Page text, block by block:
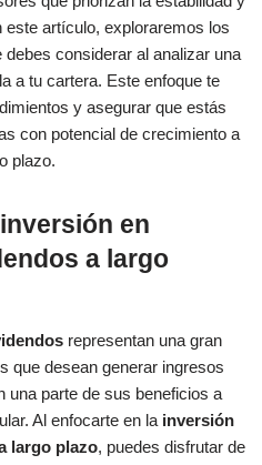
artículo, exploraremos los
considerar al analizar una
a tu cartera. Este enfoque te
y asegurar que estás
con potencial de crecimiento a
plazo.
en
a largo
representan una gran
que desean generar ingresos
una parte de sus beneficios a
Al enfocarte en la inversión
largo plazo, puedes disfrutar de